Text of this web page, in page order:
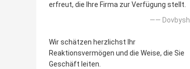
erfreut, die Ihre Firma zur Verfügung stellt.
—— Dovbysh
Wir schätzen herzlichst Ihr
Reaktionsvermögen und die Weise, die Sie
Geschäft leiten.